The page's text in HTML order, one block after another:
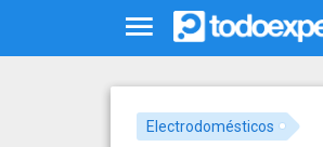
Electrodomésticos